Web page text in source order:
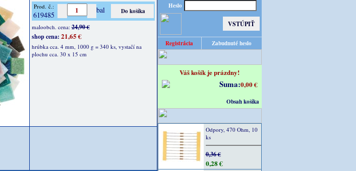
Prod. č.:
619485
bal
maloobch. cena:24,90 €
shop cena: 21,65 €
hrúbka cca. 4 mm, 1000 g = 340 ks, vystačí na
plochu cca. 30 x 15 cm
Heslo
Registrácia Zabudnuté heslo
Váš košík je prázdny!
Suma:0,00 €
Obsah košíka
Odpory, 470 Ohm, 10
ks
0,36 €
0,28 €